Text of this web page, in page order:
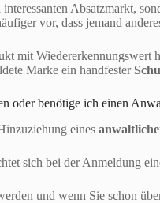
Absatzmarkt,
vor, dass jemand
mit Wiedererkennungswert
Marke ein handfester
oder benötige ich einen
eines
sich bei der Anmeldung
und wenn Sie schon